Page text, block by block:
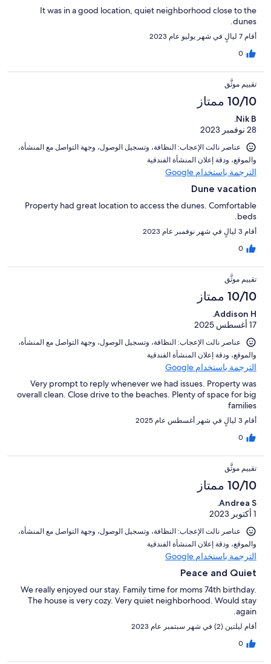
It was in a good location, quiet neighborhood close to the
dunes.
أقام 7 ليالٍ في شهر يوليو عام 2023
0
تقييم موثَّق
10/10 ممتاز
Nik B.
28 نوفمبر 2023
عناصر نالت الإعجاب: ⁦النظافة⁩، و⁦تسجيل الوصول⁩، و⁦جهة التواصل مع المنشأة⁩،
و⁦الموقع⁩، و⁦دقة إعلان المنشأة الفندقية⁩
الترجمة باستخدام Google
Dune vacation
Property had great location to access the dunes. Comfortable
beds.
أقام 3 ليالٍ في شهر نوفمبر عام 2023
0
تقييم موثَّق
10/10 ممتاز
Addison H.
17 أغسطس 2025
عناصر نالت الإعجاب: ⁦النظافة⁩، و⁦تسجيل الوصول⁩، و⁦جهة التواصل مع المنشأة⁩،
و⁦الموقع⁩، و⁦دقة إعلان المنشأة الفندقية⁩
الترجمة باستخدام Google
Very prompt to reply whenever we had issues. Property was
overall clean. Close drive to the beaches. Plenty of space for big
families
أقام 3 ليالٍ في شهر أغسطس عام 2025
0
تقييم موثَّق
10/10 ممتاز
Andrea S.
1 أكتوبر 2023
عناصر نالت الإعجاب: ⁦النظافة⁩، و⁦تسجيل الوصول⁩، و⁦جهة التواصل مع المنشأة⁩،
و⁦الموقع⁩، و⁦دقة إعلان المنشأة الفندقية⁩
الترجمة باستخدام Google
Peace and Quiet
We really enjoyed our stay. Family time for moms 74th birthday.
The house is very cozy. Very quiet neighborhood. Would stay
again.
أقام ليلتين (2) في شهر سبتمبر عام 2023
0